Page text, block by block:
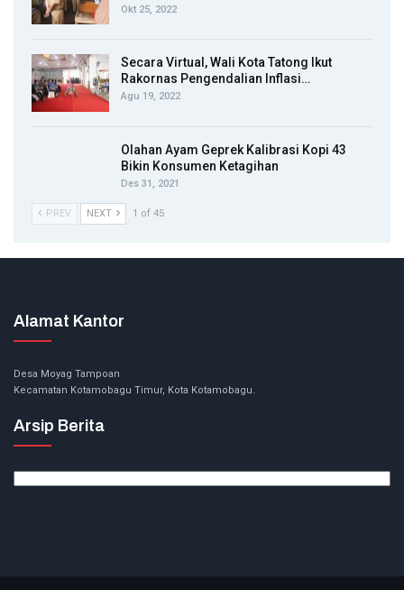
Okt 25, 2022
Secara Virtual, Wali Kota Tatong Ikut
Rakornas Pengendalian Inflasi…
Agu 19, 2022
Olahan Ayam Geprek Kalibrasi Kopi 43
Bikin Konsumen Ketagihan
Des 31, 2021
PREV NEXT 1 of 45
Alamat Kantor
Desa Moyag Tampoan
Kecamatan Kotamobagu Timur, Kota Kotamobagu.
Arsip Berita